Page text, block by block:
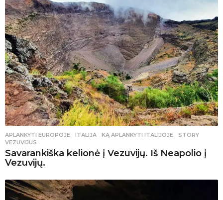
APLANKYTI EUROPOJE ITALIJA ,KĄ APLANKYTI ITALIJOJE ,STORY
VEZUVIJUS
Savarankiška kelionė į Vezuvijų. Iš Neapolio į
Vezuvijų.